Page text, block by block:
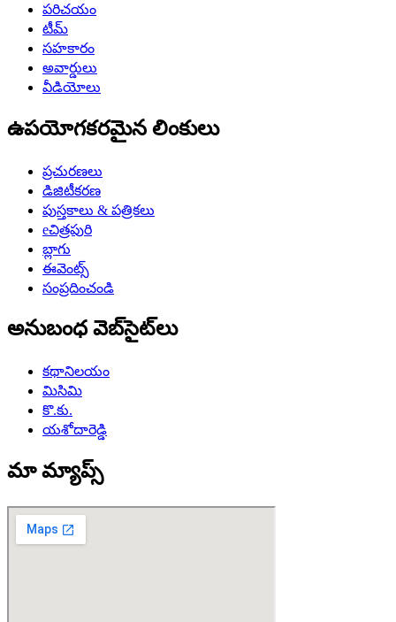
పరిచయం
టీమ్
సహకారం
అవార్డులు
వీడియోలు
ఉపయోగకరమైన లింకులు
ప్రచురణలు
డిజిటీకరణ
పుస్తకాలు & పత్రికలు
eచిత్రపురి
బ్లాగు
ఈవెంట్స్
సంప్రదించండి
అనుబంధ వెబ్‌సైట్‌లు
కథానిలయం
మిసిమి
కొ.కు.
యశోదారెడ్డి
మా మ్యాప్స్